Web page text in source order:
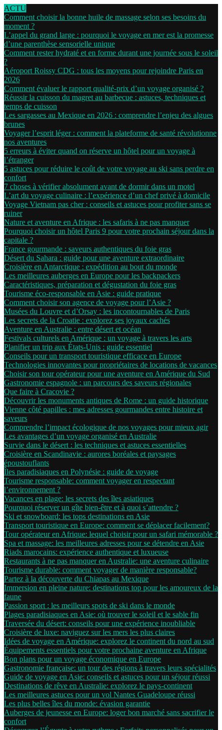
ACTU
Comment choisir la bonne huile de massage selon ses besoins du
moment ?
L’appel du grand large : pourquoi le voyage en mer est la promesse
d’une parenthèse sensorielle unique
Comment rester hydraté et en forme durant une journée sous le soleil
?
Aéroport Roissy CDG : tous les moyens pour rejoindre Paris en
2026
Comment évaluer le rapport qualité-prix d’un voyage organisé ?
Réussir la cuisson du magret au barbecue : astuces, techniques et
temps de cuisson
Les sargasses au Mexique en 2026 : comprendre l’enjeu des algues
brunes
Voyager l’esprit léger : comment la plateforme de santé révolutionne
nos aventures
5 erreurs à éviter quand on réserve un hôtel pour un voyage à
l’étranger
5 astuces pour réduire le coût de votre voyage au ski sans perdre en
confort
7 choses à vérifier absolument avant de dormir dans un motel
L’art du voyage culinaire : l’expérience d’un chef privé à domicile
Voyage Vietnam pas cher : conseils et astuces pour profiter sans se
ruiner
Nature et aventure en Afrique : les safaris à ne pas manquer
Pourquoi choisir un hôtel Paris 9 pour votre prochain séjour dans la
capitale ?
France gourmande : saveurs authentiques du foie gras
Désert du Sahara : guide pour une aventure extraordinaire
Croisière en Antarctique : expédition au bout du monde
Les meilleures auberges en Europe pour les backpackers
Caractéristiques, préparation et dégustation du foie gras
Tourisme éco-responsable en Asie : guide pratique
Comment choisir son agence de voyage pour l’Asie ?
Musées du Louvre et d’Orsay : les incontournables de Paris
Les secrets de la Croatie : explorez ses joyaux cachés
Aventure en Australie : entre désert et océan
Festivals culturels en Amérique : un voyage à travers les arts
Planifier un trip aux États-Unis : guide essentiel
Conseils pour un transport touristique efficace en Europe
Technologies innovantes pour propriétaires de locations de vacances
Choisir son tour opérateur pour une aventure en Amérique du Sud
Gastronomie espagnole : un parcours des saveurs régionales
Que faire à Cracovie ?
Découvrir les monuments antiques de Rome : un guide historique
Vienne côté papilles : mes adresses gourmandes entre histoire et
saveurs
Comprendre l’impact écologique de nos voyages pour mieux agir
Les avantages d’un voyage organisé en Australie
Survie dans le désert : les techniques et astuces essentielles
Croisière en Scandinavie : aurores boréales et paysages
époustouflants
Îles paradisiaques en Polynésie : guide de voyage
Tourisme responsable: comment voyager en respectant
l’environnement ?
Vacances en plage: les secrets des îles asiatiques
Pourquoi réserver un gîte bien-être et à quoi s’attendre ?
Ski et snowboard: les tops destinations en Asie
Transport touristique en Europe: comment se déplacer facilement?
Tour opérateur en Afrique: lequel choisir pour un safari mémorable ?
Spa et massage: les meilleures adresses pour se détendre en Asie
Riads marocains: expérience authentique et luxueuse
Restaurants à ne pas manquer en Australie: une aventure culinaire
Tourisme durable: comment voyager de manière responsable?
Partez à la découverte du Chiapas au Mexique
Immersion en pleine nature: destinations top pour les amoureux de la
faune
Passion sport : les meilleurs spots de ski dans le monde
Plages paradisiaques en Asie: où trouver le soleil et le sable fin
Traversée du désert: conseils pour une expérience inoubliable
Croisière de luxe: naviguez sur les mers les plus claires
Idées de voyage en Amérique: explorez le continent du nord au sud
Équipements essentiels pour votre prochaine aventure en Afrique
Bon plans pour un voyage économique en Europe
Gastronomie française: un tour des régions à travers leurs spécialités
Guide de voyage en Asie: conseils et astuces pour un séjour réussi
Destinations de rêve en Australie: explorez le pays-continent
Les meilleures astuces pour un vol Nantes Guadeloupe réussi
Les plus belles îles du monde: évasion garantie
Auberges de jeunesse en Europe: loger bon marché sans sacrifier le
confort